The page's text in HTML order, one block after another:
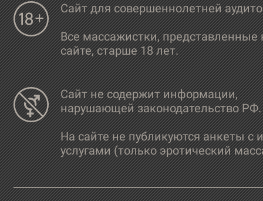
Сайт для совершеннолетней
Все массажистки, представленные
сайте, старше 18 лет.
Сайт не содержит информации,
нарушающей законодательство РФ.
На сайте не публикуются анкеты с
услугами (только эротический